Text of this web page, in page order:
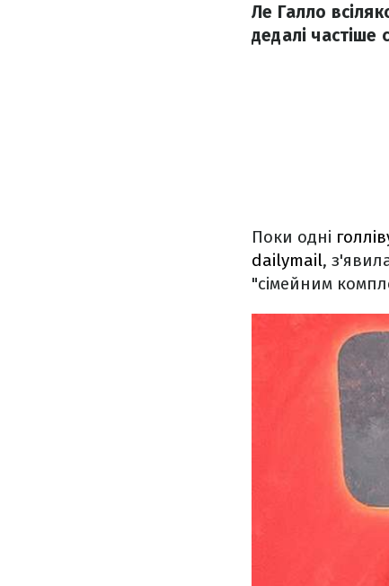
Ле Галло
дедалі частіше
Поки одні
dailymail,
"сімейним